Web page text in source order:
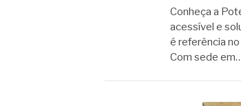
Conheça a
acessível e
é referência
Com sede